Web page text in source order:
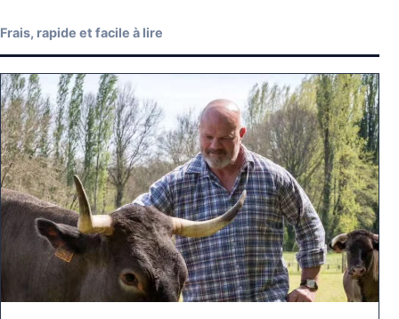
Frais, rapide et facile à lire